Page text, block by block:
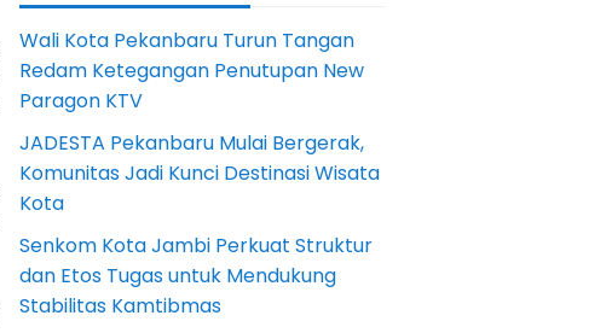
Wali Kota Pekanbaru Turun Tangan
Redam Ketegangan Penutupan New
Paragon KTV
JADESTA Pekanbaru Mulai Bergerak,
Komunitas Jadi Kunci Destinasi Wisata
Kota
Senkom Kota Jambi Perkuat Struktur
dan Etos Tugas untuk Mendukung
Stabilitas Kamtibmas